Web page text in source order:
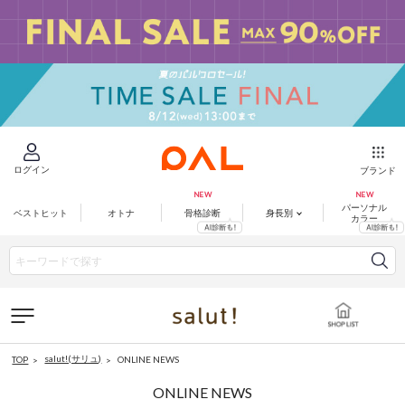
ログイン ブランド
ベストヒット オトナ 骨格診断 身長別
パーソナル
カラー
TOP salut!(サリュ) ONLINE NEWS
ONLINE NEWS